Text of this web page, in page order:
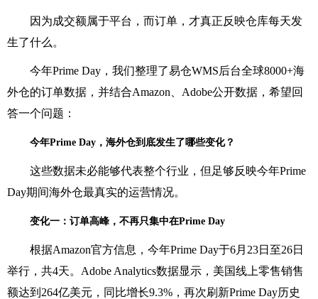
因为成交额属于平台，而订单，才真正反映仓库每天发
生了什么。
今年Prime Day，我们整理了易仓WMS后台全球8000+海
外仓的订单数据，并结合Amazon、Adobe公开数据，希望回
答一个问题：
今年Prime Day，海外仓到底发生了哪些变化？
这些数据未必能够代表整个行业，但足够反映今年Prime
Day期间海外仓最真实的运营情况。
变化一：订单高峰，不再只集中在Prime Day
根据Amazon官方信息，今年Prime Day于6月23日至26日
举行，共4天。Adobe Analytics数据显示，美国线上零售销售
额达到264亿美元，同比增长9.3%，再次刷新Prime Day历史